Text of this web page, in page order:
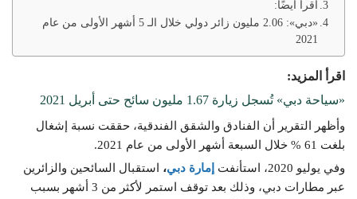
اقرأ أيضًا:
«دبي»: 2.06 مليون زائر دولي خلال الـ 5 أشهر الأولى من عام
2021
اقرأ المزيد:
«سياحة دبي» تُسجل زيارة 1.67 مليون سائح حتى أبريل 2021
وأظهر التقرير أن الفنادق والشقق الفندقية، حققت نسبة إشغال
بلغت 61 % خلال السبعة أشهر الأولى من عام 2021.
وفي يوليو 2020، استأنفت
إمارة دبي، استقبال السائحين والزائرين
عبر مطارات دبي، وذلك بعد توقف استمر لأكثر من 3 أشهر بسبب